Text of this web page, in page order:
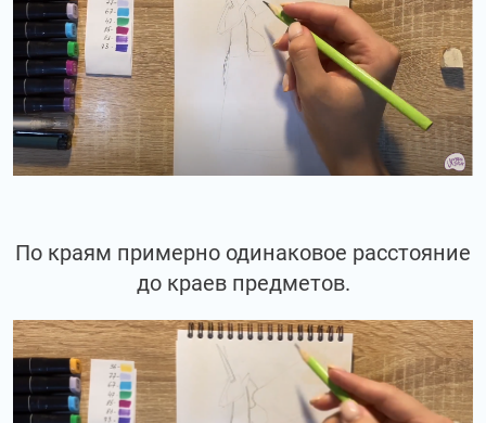
По краям примерно одинаковое расстояние
до краев предметов.